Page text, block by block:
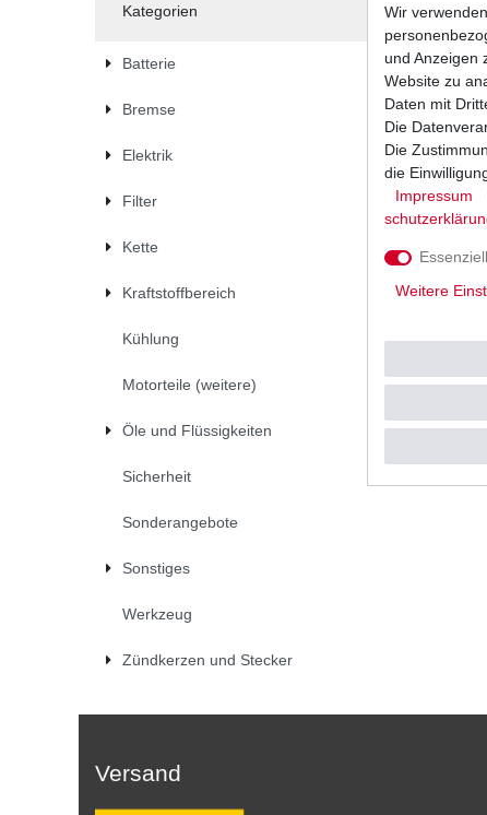
Kategorien
Batterie
Bremse
Elektrik
Filter
Kette
Kraftstoffbereich
Kühlung
Motorteile (weitere)
Öle und Flüssigkeiten
Sicherheit
Sonderangebote
Sonstiges
Werkzeug
Zündkerzen und Stecker
Dichtung
UVP 9,50
*inkl.
Versand
Wir
und Anzeigen
Website zu
Daten mit
Die
Die
die
Impressum
Essenziell
Weitere